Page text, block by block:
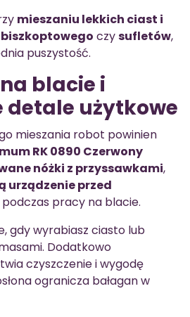
mieszaniu lekkich ciast i
czysufletów,
puszystość.
blacie i
detale użytkowe
mieszania robot powinien
RK 0890 Czerwony
nóżki z przyssawkami,
urządzenie przed
podczas pracy na blacie.
gdy wyrabiasz ciasto lub
Dodatkowo
czyszczenie i wygodę
ogranicza bałagan w